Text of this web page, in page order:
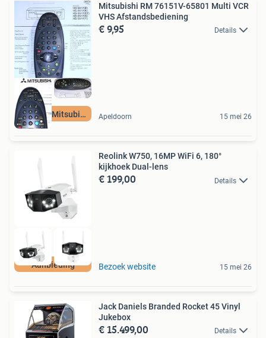
Original Mitsubish
Mitsubishi RM 76151V-65801 Multi VCR
VHS Afstandsbediening
€ 9,95 Details
Apeldoorn 15 mei 26
Aanbieding
Reolink W750, 16MP WiFi 6, 180°
kijkhoek Dual-lens
€ 199,00 Details
Bezoek website 15 mei 26
Jack Daniels Branded Rocket 45 Vinyl
Jukebox
€ 15.499,00 Details